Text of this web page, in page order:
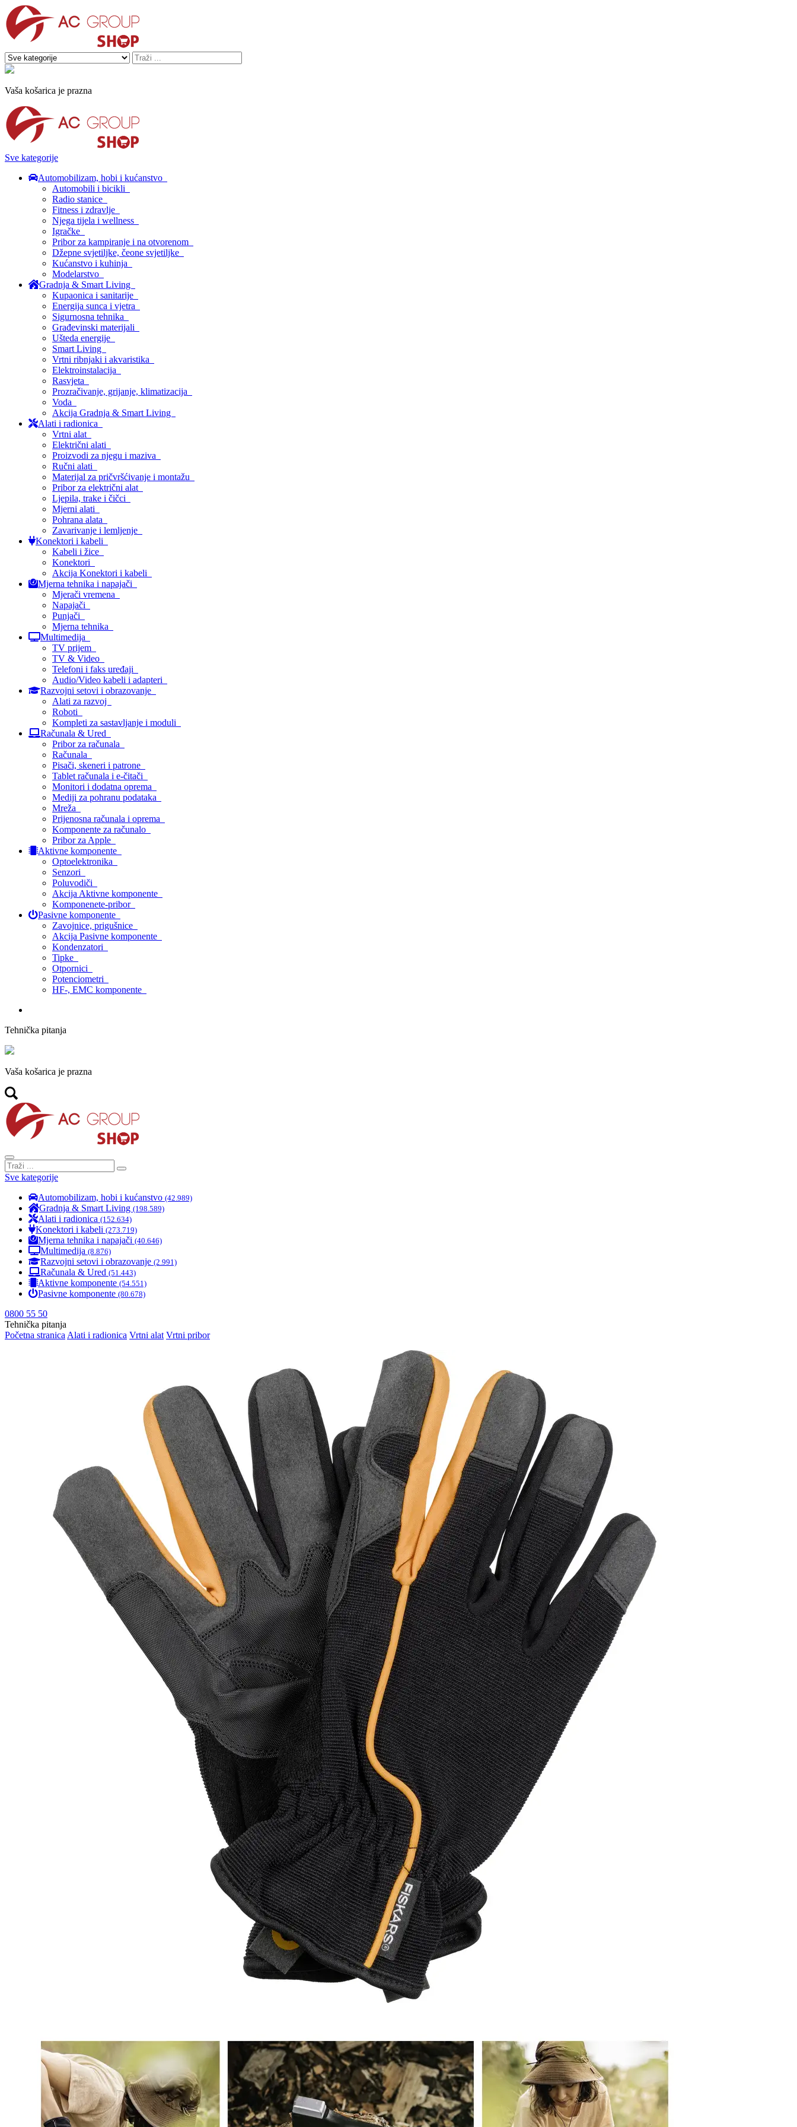
Vaša košarica je prazna
Sve kategorije
Automobilizam, hobi i kućanstvo
Automobili i bicikli
Radio stanice
Fitness i zdravlje
Njega tijela i wellness
Igračke
Pribor za kampiranje i na otvorenom
Džepne svjetiljke, čeone svjetiljke
Kućanstvo i kuhinja
Modelarstvo
Gradnja & Smart Living
Kupaonica i sanitarije
Energija sunca i vjetra
Sigurnosna tehnika
Građevinski materijali
Ušteda energije
Smart Living
Vrtni ribnjaki i akvaristika
Elektroinstalacija
Rasvjeta
Prozračivanje, grijanje, klimatizacija
Voda
Akcija Gradnja & Smart Living
Alati i radionica
Vrtni alat
Električni alati
Proizvodi za njegu i maziva
Ručni alati
Materijal za pričvršćivanje i montažu
Pribor za električni alat
Ljepila, trake i čičci
Mjerni alati
Pohrana alata
Zavarivanje i lemljenje
Konektori i kabeli
Kabeli i žice
Konektori
Akcija Konektori i kabeli
Mjerna tehnika i napajači
Mjerači vremena
Napajači
Punjači
Mjerna tehnika
Multimedija
TV prijem
TV & Video
Telefoni i faks uređaji
Audio/Video kabeli i adapteri
Razvojni setovi i obrazovanje
Alati za razvoj
Roboti
Kompleti za sastavljanje i moduli
Računala & Ured
Pribor za računala
Računala
Pisači, skeneri i patrone
Tablet računala i e-čitači
Monitori i dodatna oprema
Mediji za pohranu podataka
Mreža
Prijenosna računala i oprema
Komponente za računalo
Pribor za Apple
Aktivne komponente
Optoelektronika
Senzori
Poluvodiči
Akcija Aktivne komponente
Komponenete-pribor
Pasivne komponente
Zavojnice, prigušnice
Akcija Pasivne komponente
Kondenzatori
Tipke
Otpornici
Potenciometri
HF-, EMC komponente
Tehnička pitanja
Vaša košarica je prazna
Sve kategorije
Automobilizam, hobi i kućanstvo (42.989)
Gradnja & Smart Living (198.589)
Alati i radionica (152.634)
Konektori i kabeli (273.719)
Mjerna tehnika i napajači (40.646)
Multimedija (8.876)
Razvojni setovi i obrazovanje (2.991)
Računala & Ured (51.443)
Aktivne komponente (54.551)
Pasivne komponente (80.678)
0800 55 50
Tehnička pitanja
Početna stranica Alati i radionica Vrtni alat Vrtni pribor